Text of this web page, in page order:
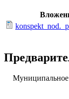
Муниципальное